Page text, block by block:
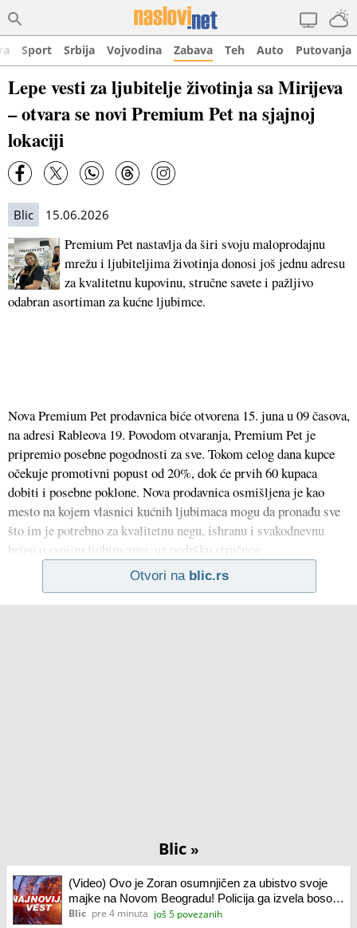
Sport Srbija Vojvodina Zabava Teh Auto Putovanja
Lepe vesti za ljubitelje životinja sa Mirijeva
– otvara se novi Premium Pet na sjajnoj
lokaciji
Blic 15.06.2026
Premium Pet nastavlja da širi svoju maloprodajnu
mrežu i ljubiteljima životinja donosi još jednu adresu
za kvalitetnu kupovinu, stručne savete i pažljivo
odabran asortiman za kućne ljubimce.
Nova Premium Pet prodavnica biće otvorena 15. juna u 09 časova,
na adresi Rableova 19. Povodom otvaranja, Premium Pet je
pripremio posebne pogodnosti za sve. Tokom celog dana kupce
očekuje promotivni popust od 20%, dok će prvih 60 kupaca
dobiti i posebne poklone. Nova prodavnica osmišljena je kao
mesto na kojem vlasnici kućnih ljubimaca mogu da pronađu sve
što im je potrebno za kvalitetnu negu, ishranu i svakodnevnu
brigu o svojim ljubimcima, uz podršku stručnog
Otvori na blic.rs
Blic »
(Video) Ovo je Zoran osumnjičen za ubistvo svoje
majke na Novom Beogradu! Policija ga izvela bosog
sa lisicama na rukama, ušao u kola Hitne pomoći
Blic pre 4 minuta još 5 povezanih